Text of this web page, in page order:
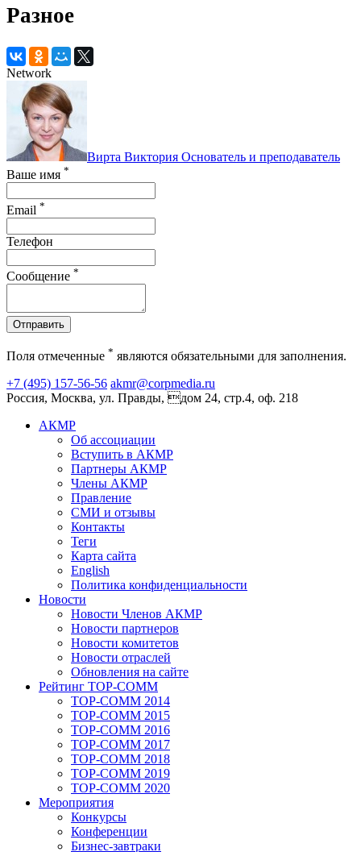
Разное
Network
Вирта Виктория Основатель и преподаватель
Ваше имя *
Email *
Телефон
Сообщение *
Отправить
Поля отмеченные * являются обязательными для заполнения.
+7 (495) 157-56-56 akmr@corpmedia.ru
Россия, Москва, ул. Правды, дом 24, стр.4, оф. 218
АКМР
Об ассоциации
Вступить в АКМР
Партнеры АКМР
Члены АКМР
Правление
СМИ и отзывы
Контакты
Теги
Карта сайта
English
Политика конфиденциальности
Новости
Новости Членов АКМР
Новости партнеров
Новости комитетов
Новости отраслей
Обновления на сайте
Рейтинг TOP-COMM
TOP-COMM 2014
TOP-COMM 2015
TOP-COMM 2016
TOP-COMM 2017
TOP-COMM 2018
TOP-COMM 2019
TOP-COMM 2020
Мероприятия
Конкурсы
Конференции
Бизнес-завтраки